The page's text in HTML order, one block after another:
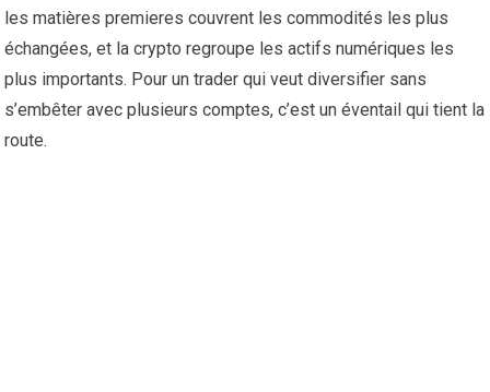
les matières premieres couvrent les commodités les plus
échangées, et la crypto regroupe les actifs numériques les
plus importants. Pour un trader qui veut diversifier sans
s’embêter avec plusieurs comptes, c’est un éventail qui tient la
route.